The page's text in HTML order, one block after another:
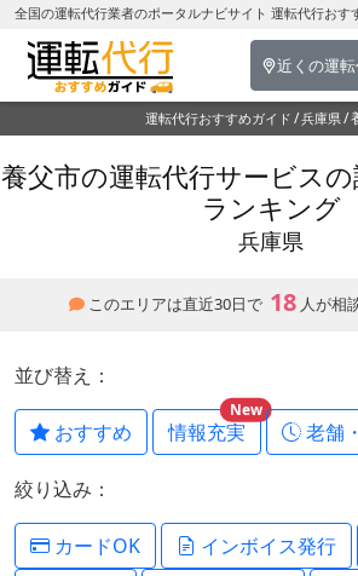
近くの運
運転代行おすすめガイド 兵庫県
養父市の運転代行サービス
ランキング
兵庫県
このエリアは直近30日で 18 人が相
並び替え：
おすすめ 情報充実
New
老舗
絞り込み：
カードOK インボイス発行